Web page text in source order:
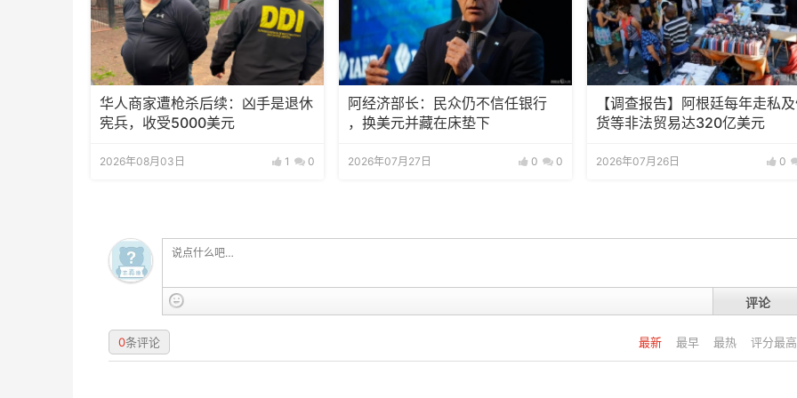
华人商家遭枪杀后续：凶手是退休
宪兵，收受5000美元
2026年08月03日 1 0
阿经济部长：民众仍不信任银行
，换美元并藏在床垫下
2026年07月27日 0 0
【调查报告】阿根廷每年走私
货等非法贸易达320亿美元
2026年07月26日 0
评论
最新 最早 最热 评分最高
0条评论